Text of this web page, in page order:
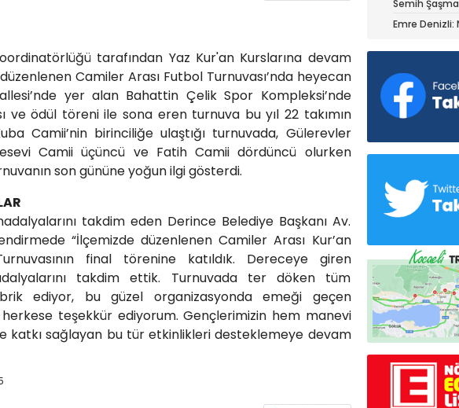
tarafından Yaz Kur'an Kurslarına devam
Camiler Arası Futbol Turnuvası’nda heyecan
yer alan Bahattin Çelik Spor Kompleksi’nde
ve ödül töreni ile sona eren turnuva bu yıl 22 takımın
Camii’nin birinciliğe ulaştığı turnuvada, Gülerevler
Camii üçüncü ve Fatih Camii dördüncü olurken
son gününe yoğun ilgi gösterdi.
takdim eden Derince Belediye Başkanı Av.
“İlçemizde düzenlenen Camiler Arası Kur’an
final törenine katıldık. Dereceye giren
takdim ettik. Turnuvada ter döken tüm
ediyor, bu güzel organizasyonda emeği geçen
herkese teşekkür ediyorum. Gençlerimizin hem manevi
katkı sağlayan bu tür etkinlikleri desteklemeye devam
iz ile ayrıldı!
Semih
dedi!
Emre Denizli: